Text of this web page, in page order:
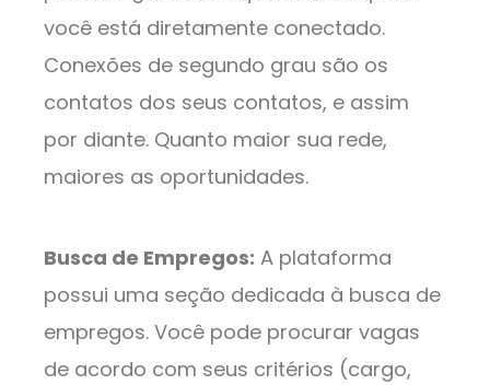
você está diretamente conectado.
Conexões de segundo grau são os
contatos dos seus contatos, e assim
por diante. Quanto maior sua rede,
maiores as oportunidades.
Busca de Empregos: A plataforma
possui uma seção dedicada à busca de
empregos. Você pode procurar vagas
de acordo com seus critérios (cargo,